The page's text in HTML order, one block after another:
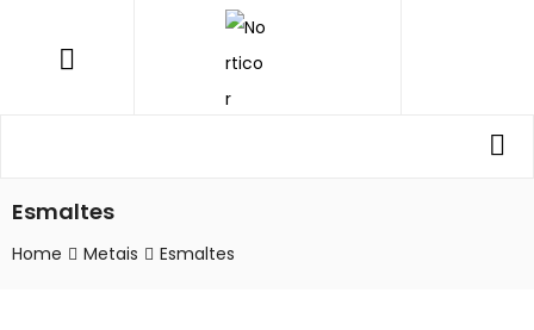
Esmaltes
Home Metais Esmaltes